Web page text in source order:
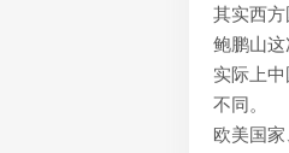
其实西
鲍鹏山这
实际上
不同。
欧美国